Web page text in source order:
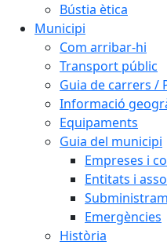
Bústia ètica
Municipi
Com arribar-hi
Transport públic
Guia de carrers /
Informació
Equipaments
Guia del municipi
Empreses i
Entitats i
Emergències
Història